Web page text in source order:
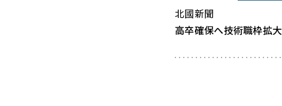
北國新聞
高卒確保へ技術職枠拡